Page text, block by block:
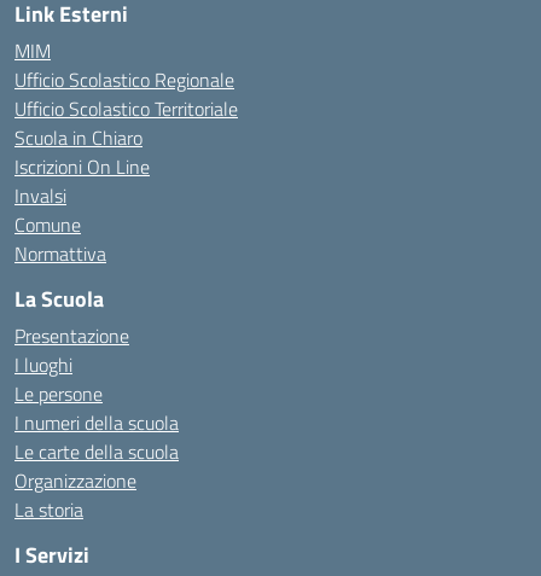
Link Esterni
MIM
Ufficio Scolastico Regionale
Ufficio Scolastico Territoriale
Scuola in Chiaro
Iscrizioni On Line
Invalsi
Comune
Normattiva
La Scuola
Presentazione
I luoghi
Le persone
I numeri della scuola
Le carte della scuola
Organizzazione
La storia
I Servizi